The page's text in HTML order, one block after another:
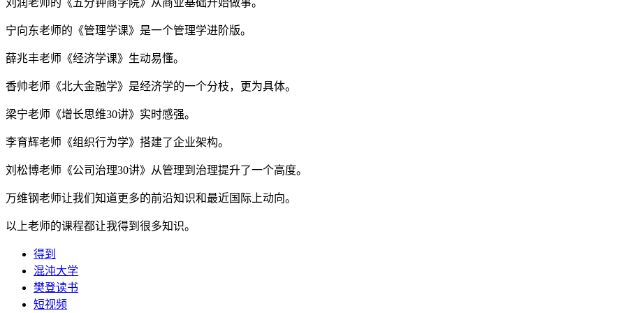
刘润老师的《五分钟商学院》从商业基础开始做事。
宁向东老师的《管理学课》是一个管理学进阶版。
薛兆丰老师《经济学课》生动易懂。
香帅老师《北大金融学》是经济学的一个分枝，更为具体。
梁宁老师《增长思维30讲》实时感强。
李育辉老师《组织行为学》搭建了企业架构。
刘松博老师《公司治理30讲》从管理到治理提升了一个高度。
万维钢老师让我们知道更多的前沿知识和最近国际上动向。
以上老师的课程都让我得到很多知识。
得到
混沌大学
樊登读书
短视频